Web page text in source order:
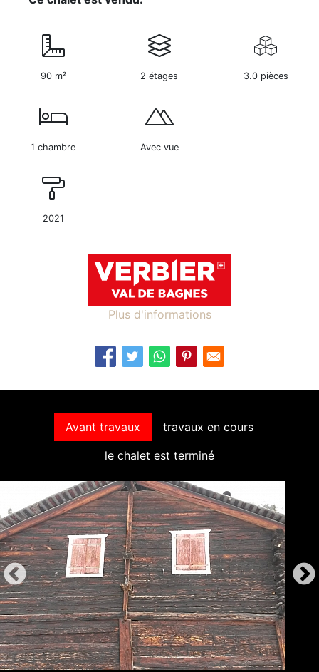
90 m² 2 étages 3.0 pièces
1 chambre Avec vue
2021
Plus d'informations
Avant travaux
travaux en cours
le chalet est terminé